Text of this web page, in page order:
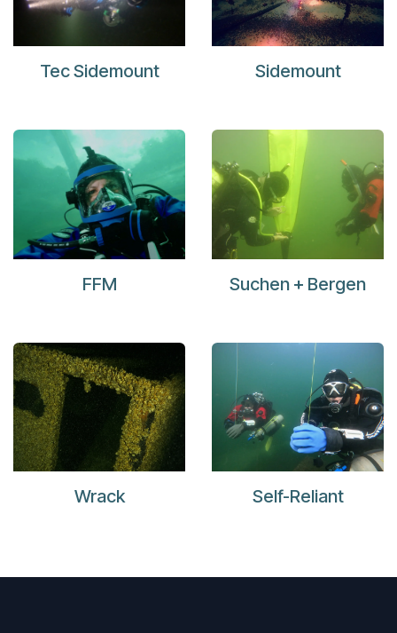
Tec Sidemount Sidemount
FFM Suchen + Bergen
Wrack Self-Reliant